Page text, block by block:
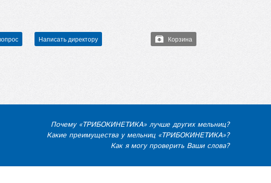
Написать директору Корзина
Почему «ТРИБОКИНЕТИКА» лучше других мельниц?
Какие преимущества у мельниц «ТРИБОКИНЕТИКА»?
Как я могу проверить Ваши слова?